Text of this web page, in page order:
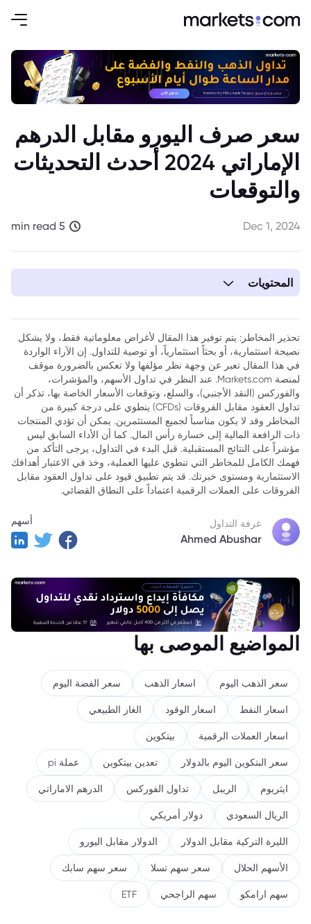
سعر صرف اليورو مقابل الدرهم
الإماراتي 2024 أحدث التحديثات
والتوقعات
Dec 1, 2024
5 min read
المحتويات
والتطورات
2. العوامل المؤثرة في سعر صرف اليورو مقابل الدرهم الإماراتي
3. التوقعات المستقبلية لسعر صرف اليورو مقابل الدرهم الإماراتي
4. أحدث الأخبار حول سعر صرف اليورو مقابل الدرهم الإماراتي
5. كيف يمكن للمستثمرين الاستفادة من تحركات سعر صرف اليورو
مقابل الدرهم الإماراتي؟
6. خاتمة
تحذير المخاطر: يتم توفير هذا المقال لأغراض معلوماتية فقط، ولا يشكل
نصيحة استثمارية، أو بحثاً استثمارياً، أو توصية للتداول. إن الآراء الواردة
في هذا المقال تعبر عن وجهة نظر مؤلفها ولا تعكس بالضرورة موقف
لمنصة Markets.com. عند النظر في تداول الأسهم، والمؤشرات،
والفوركس (النقد الأجنبي)، والسلع، وتوقعات الأسعار الخاصة بها، تذكر أن
تداول العقود مقابل الفروقات (CFDs) ينطوي على درجة كبيرة من
المخاطر وقد لا يكون مناسباً لجميع المستثمرين. يمكن أن تؤدي المنتجات
ذات الرافعة المالية إلى خسارة رأس المال. كما أن الأداء السابق ليس
مؤشراً على النتائج المستقبلية. قبل البدء في التداول، يرجى التأكد من
فهمك الكامل للمخاطر التي تنطوي عليها العملية، وخذ في الاعتبار أهدافك
الاستثمارية ومستوى خبرتك. قد يتم تطبيق قيود على تداول العقود مقابل
الفروقات على العملات الرقمية اعتماداً على النطاق القضائي.
غرفة التداول
Ahmed Abushar
أسهم
المواضيع الموصى بها
سعر الذهب اليوم اسعار الذهب سعر الفضة اليوم
اسعار النفط اسعار الوقود الغاز الطبيعي
اسعار العملات الرقمية بيتكوين
سعر البتكوين اليوم بالدولار تعدين بيتكوين عملة pi
ايثريوم الريبل تداول الفوركس الدرهم الاماراتي
الريال السعودي دولار أمريكي
الليرة التركية مقابل الدولار الدولار مقابل اليورو
الأسهم الحلال سعر سهم تسلا سعر سهم سابك
سهم ارامكو سهم الراجحي ETF